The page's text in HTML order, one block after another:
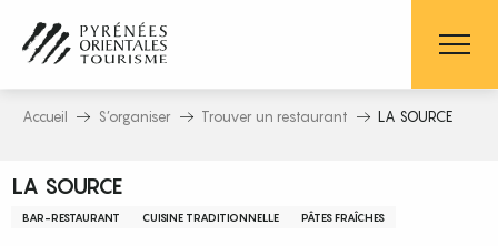
contenu
principal
Accueil S’organiser Trouver un restaurant LA SOURCE
LA SOURCE
BAR-RESTAURANT CUISINE TRADITIONNELLE PÂTES FRAÎCHES